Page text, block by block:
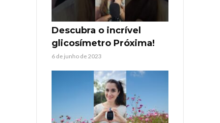
Descubra o incrível
glicosímetro Próxima!
6 de junho de 2023